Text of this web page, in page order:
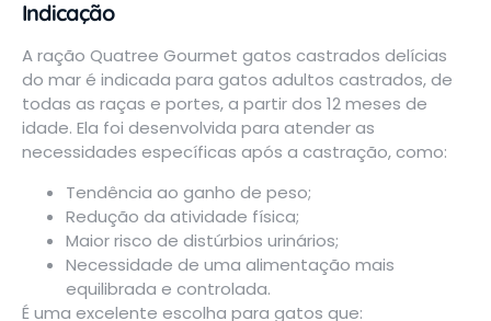
Indicação
A ração Quatree Gourmet gatos castrados delícias
do mar é indicada para gatos adultos castrados, de
todas as raças e portes, a partir dos 12 meses de
idade. Ela foi desenvolvida para atender as
necessidades específicas após a castração, como:
Tendência ao ganho de peso;
Redução da atividade física;
Maior risco de distúrbios urinários;
Necessidade de uma alimentação mais
equilibrada e controlada.
É uma excelente escolha para gatos que: